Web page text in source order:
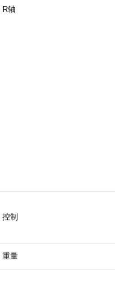
R轴
控制
重量